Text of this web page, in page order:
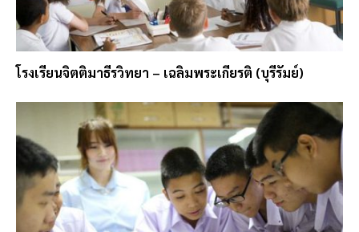
โรงเรียนจิตติมาธีรวิทยา – เฉลิมพระเกียรติ (บุรีรัมย์)